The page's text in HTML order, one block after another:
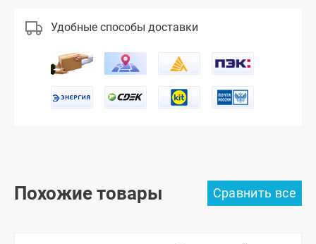
Удобные способы доставки
Похожие товары